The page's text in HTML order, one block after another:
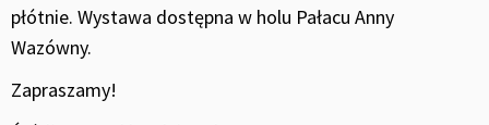
płótnie. Wystawa dostępna w holu Pałacu Anny
Wazówny.
Zapraszamy!